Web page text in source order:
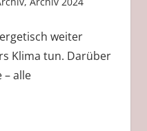
weiter
Klima tun. Darüber
– alle